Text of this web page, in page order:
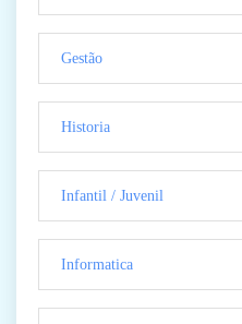
Gestão
Historia
Infantil / Juvenil
Informatica